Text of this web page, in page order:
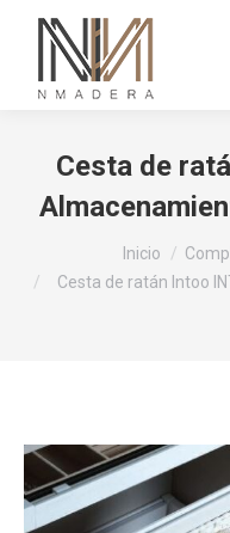
Cesta de
Inicio
Cesta de ratán Intoo